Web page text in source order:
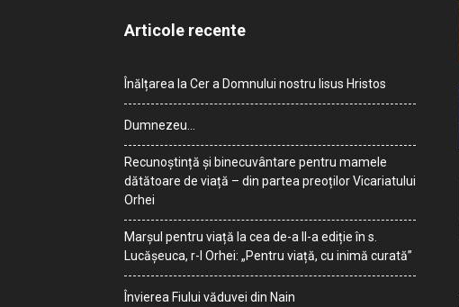
Articole recente
Înălțarea la Cer a Domnului nostru Iisus Hristos
Dumnezeu…
Recunoștință și binecuvântare pentru mamele
dătătoare de viață – din partea preoților Vicariatului
Orhei
Marșul pentru viață la cea de-a II-a ediție în s.
Lucășeuca, r-l Orhei: „Pentru viață, cu inimă curată”
Învierea Fiului văduvei din Nain